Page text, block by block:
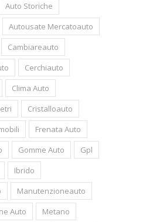
Auto Storiche
Autousate Mercatoauto
Cambiareauto
Cerchiauto
Clima Auto
Cristalloauto
Frenata Auto
Gomme Auto
Gpl
Ibrido
Manutenzioneauto
Auto
Metano